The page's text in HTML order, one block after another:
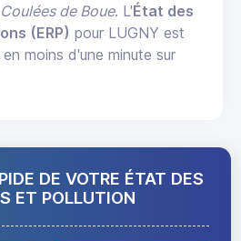
de Boue. L'État des
(ERP) pour LUGNY est
moins d'une minute sur
DE VOTRE ÉTAT DES
ET POLLUTION